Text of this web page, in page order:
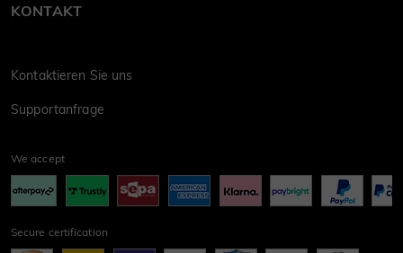
KONTAKT
Kontaktieren Sie uns
Supportanfrage
We accept
Secure certification